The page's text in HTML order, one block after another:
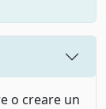
o creare un